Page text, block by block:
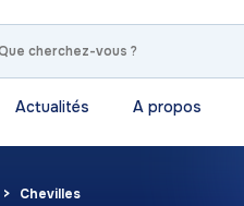
Actualités A propos
Chevilles